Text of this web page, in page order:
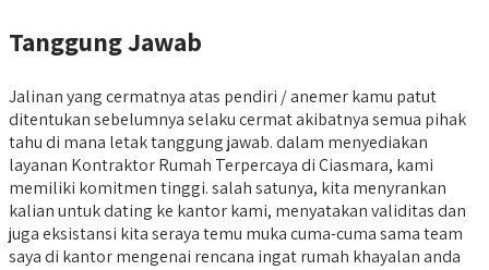
Tanggung Jawab
Jalinan yang cermatnya atas pendiri / anemer kamu patut
ditentukan sebelumnya selaku cermat akibatnya semua pihak
tahu di mana letak tanggung jawab. dalam menyediakan
layanan Kontraktor Rumah Terpercaya di Ciasmara, kami
memiliki komitmen tinggi. salah satunya, kita menyrankan
kalian untuk dating ke kantor kami, menyatakan validitas dan
juga eksistansi kita seraya temu muka cuma-cuma sama team
saya di kantor mengenai rencana ingat rumah khayalan anda